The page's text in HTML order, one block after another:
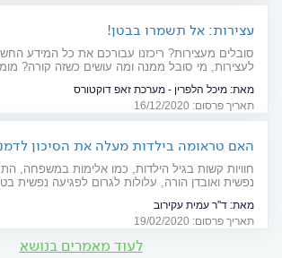
עצירות: אל תשמרו בבטן!
סובלים מעצירות? ריכזנו עבורכם את כל המידע
לעצירות, מי סובל ממנה ומה עושים כשזה קורה?
האזהרה שאסור להתעלם מהם
מאת: מיכל הלפרין - מערכת זאפ דוקטורס
תאריך פרסום: 16/12/2020
האם טראומה בילדות מעלה את הסיכון
חוויות קשות בגיל הילדות, כמו אלימות במשפחה,
נפשית ואובדן הורה, עלולות לגרום לפגיעה נפשית
בילדות לבין מחלת הדמנציה
מאת: ד''ר עמית עקירוב
תאריך פרסום: 19/02/2020
לעוד מאמרים בנושא